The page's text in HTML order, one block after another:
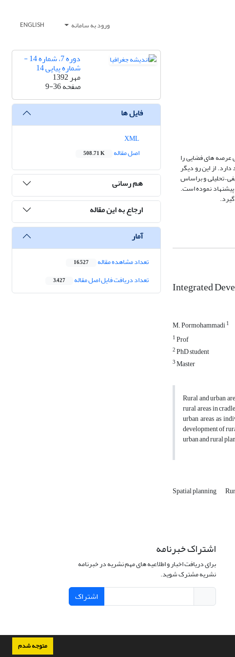
متوجه شدم
ورود به سامانه ENGLISH
عرصه های فضایی را
از این رو دیگر
– تحلیلی و براساس
پیشنهاد نموده است.
Integrated
M. Pormohammadi1
1Prof
2PhD student
3Master
Rural and urban
rural areas in
urban areas as
development of
urban and rural
Spatial planning
دوره 7، شماره 14 -
شماره پیاپی 14
مهر 1392
صفحه9-36
فایل ها
اصل مقاله
508.71 K
هم رسانی
ارجاع به این مقاله
آمار
تعداد مشاهده مقاله 16,527
تعداد دریافت فایل اصل مقاله 3,427
اشتراک خبرنامه
برای دریافت اخبار و اطلاعیه های مهم نشریه در خبرنامه
نشریه مشترک شوید.
اشتراک